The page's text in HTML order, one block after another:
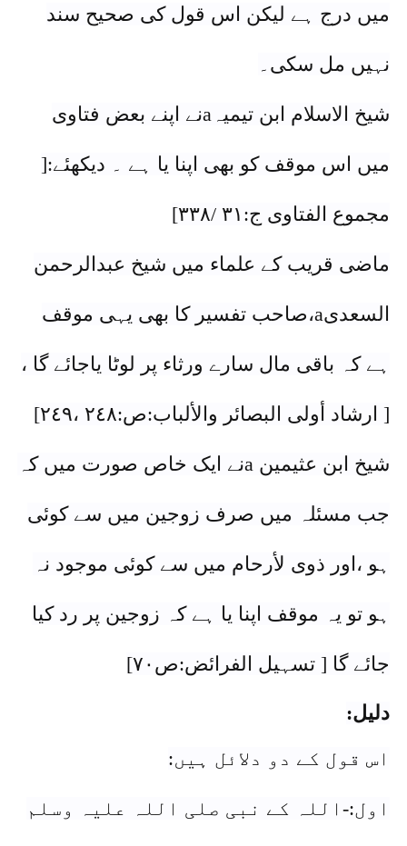
میں درج ہے لیکن اس قول کی صحیح سند
نہیں مل سکی۔
شیخ الاسلام ابن تیمیہaنے اپنے بعض فتاوی
میں اس موقف کو بھی اپنا یا ہے ۔ دیکھئے:[
مجموع الفتاوی ج:٣١ /٣٣٨]
ماضی قریب کے علماء میں شیخ عبدالرحمن
السعدیa،صاحب تفسیر کا بھی یہی موقف
ہے کہ باقی مال سارے ورثاء پر لوٹا یاجائے گا ،
[ ارشاد أولی البصائر والألباب:ص:٢٤٨ ،٢٤٩]
شیخ ابن عثیمین aنے ایک خاص صورت میں کہ
جب مسئلہ میں صرف زوجین میں سے کوئی
ہو ،اور ذوی لأرحام میں سے کوئی موجود نہ
ہو تو یہ موقف اپنا یا ہے کہ زوجین پر رد کیا
جائے گا [ تسہیل الفرائض:ص٧٠]
دلیل:
اس قول کے دو دلائل ہیں:
اول:-اللہ کے نبی صلی اللہ علیہ وسلم